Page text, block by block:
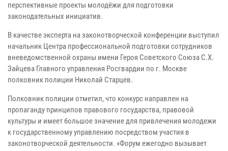
перспективные проекты молодёжи для подготовки
законодательных инициатив.
В качестве эксперта на законотворческой конференции выступил
начальник Центра профессиональной подготовки сотрудников
вневедомственной охраны имени Героя Советского Союза С.Х.
Зайцева Главного управления Росгвардии по г. Москве
полковник полиции Николай Старцев.
Полковник полиции отметил, что конкурс направлен на
пропаганду принципов правового государства, правовой
культуры и имеет большое значение для привлечения молодежи
к государственному управлению посредством участия в
законотворческой деятельности. «Форум ежегодно вызывает